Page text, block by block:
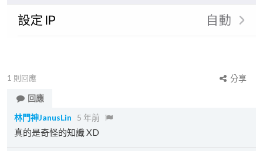
1 則回應
分享
回應
林門神JanusLin
5 年前
真的是奇怪的知識 XD